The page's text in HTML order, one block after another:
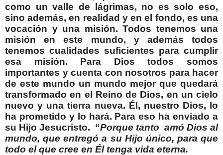
como un valle de lágrimas, no es solo eso,
sino además, en realidad y en el fondo, es una
vocación y una misión. Todos tenemos una
misión en este mundo, y además todos
tenemos cualidades suficientes para cumplir
esa misión. Para Dios todos somos
importantes y cuenta con nosotros para hacer
de este mundo un mundo mejor que quedará
transformado en el Reino de Dios, en un cielo
nuevo y una tierra nueva. Él, nuestro Dios, lo
ha prometido y lo hará. Para eso ha enviado a
su Hijo Jesucristo. “Porque tanto amó Dios al
mundo, que entregó a su Hijo único, para que
todo el que cree en Él tenga vida eterna.